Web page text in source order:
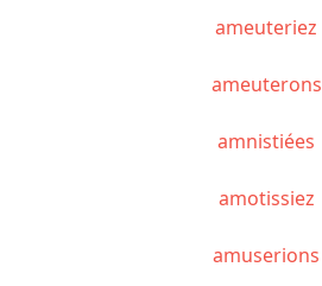
ameuteriez
ameuterons
amnistiées
amotissiez
amuserions